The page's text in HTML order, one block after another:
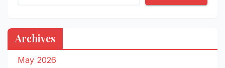
Archives
May 2026